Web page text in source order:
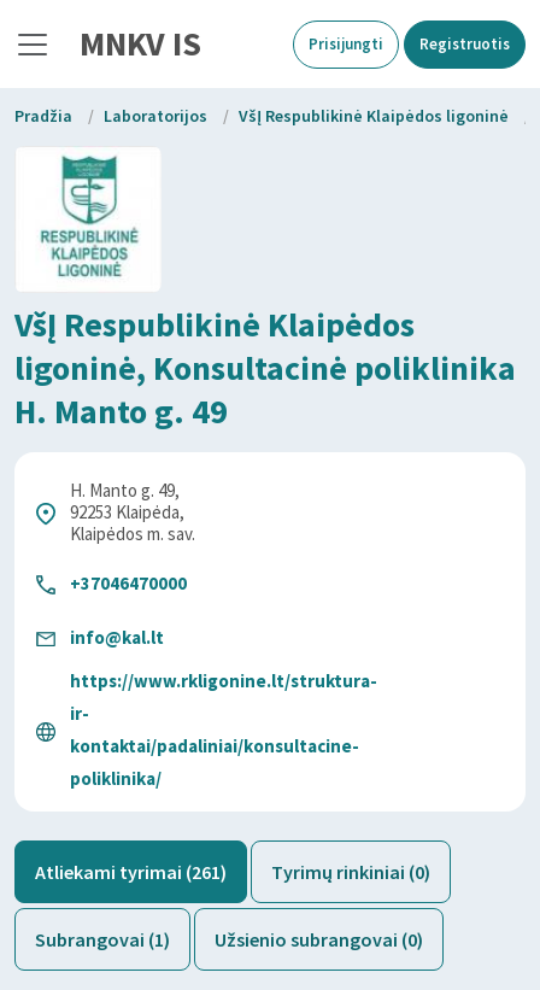
MNKV IS Prisijungti Registruotis
Pradžia / Laboratorijos / VšĮ Respublikinė Klaipėdos ligoninė
VšĮ Respublikinė Klaipėdos
ligoninė, Konsultacinė poliklinika
H. Manto g. 49
H. Manto g. 49,
92253 Klaipėda,
Klaipėdos m. sav.
+37046470000
info@kal.lt
https://www.rkligonine.lt/struktura-
ir-
kontaktai/padaliniai/konsultacine-
poliklinika/
Atliekami tyrimai (261) Tyrimų rinkiniai (0)
Subrangovai (1) Užsienio subrangovai (0)